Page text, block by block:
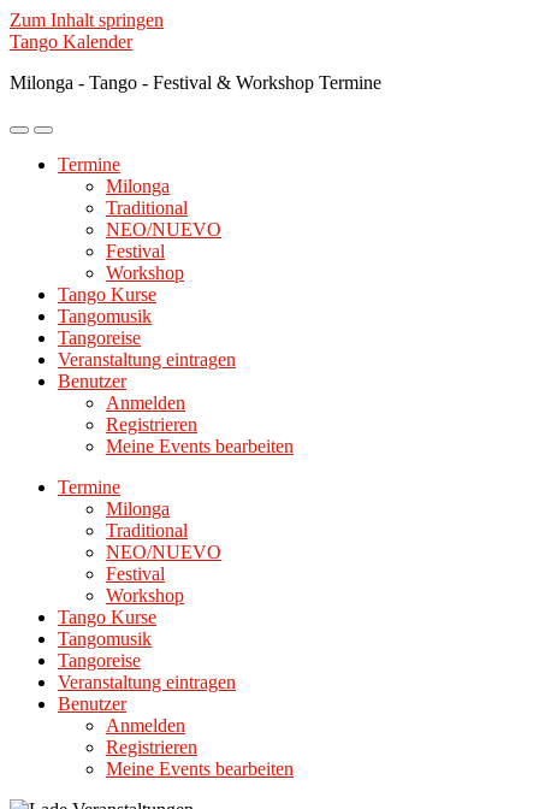
Zum Inhalt springen
Tango Kalender
Milonga - Tango - Festival & Workshop Termine
Mobile-
ein-/ausblenden
Suchfeld
ein-/ausblenden
Termine
Milonga
Traditional
NEO/NUEVO
Festival
Workshop
Tango Kurse
Tangomusik
Tangoreise
Veranstaltung eintragen
Benutzer
Anmelden
Registrieren
Meine Events bearbeiten
Termine
Milonga
Traditional
NEO/NUEVO
Festival
Workshop
Tango Kurse
Tangomusik
Tangoreise
Veranstaltung eintragen
Benutzer
Anmelden
Registrieren
Meine Events bearbeiten